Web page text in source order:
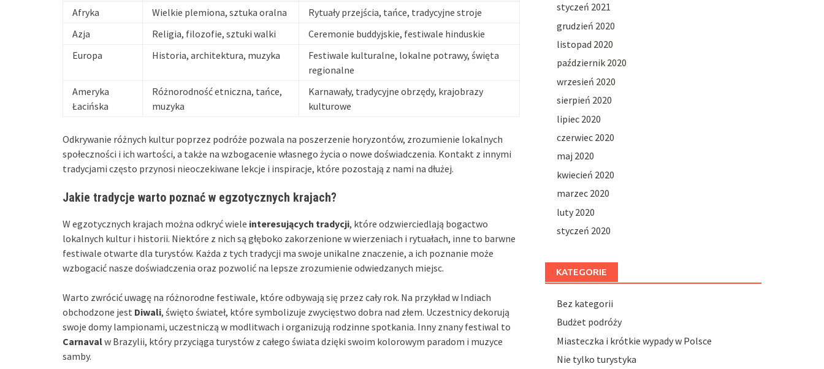
Afryka Wielkie plemiona, sztuka oralna
Rytuały przejścia, tańce, tradycyjne stroje
Azja
Religia, filozofie, sztuki walki
Ceremonie buddyjskie, festiwale hinduskie
Europa
Historia, architektura, muzyka
Festiwale kulturalne, lokalne potrawy, święta
regionalne
Ameryka
Łacińska
Różnorodność etniczna, tańce,
muzyka
Karnawały, tradycyjne obrzędy, krajobrazy
kulturowe
Odkrywanie różnych kultur poprzez podróże pozwala na poszerzenie horyzontów, zrozumienie lokalnych
społeczności i ich wartości, a także na wzbogacenie własnego życia o nowe doświadczenia. Kontakt z innymi
tradycjami często przynosi nieoczekiwane lekcje i inspiracje, które pozostają z nami na dłużej.
Jakie tradycje warto poznać w egzotycznych krajach?
W egzotycznych krajach można odkryć wiele interesujących tradycji, które odzwierciedlają bogactwo
lokalnych kultur i historii. Niektóre z nich są głęboko zakorzenione w wierzeniach i rytuałach, inne to barwne
festiwale otwarte dla turystów. Każda z tych tradycji ma swoje unikalne znaczenie, a ich poznanie może
wzbogacić nasze doświadczenia oraz pozwolić na lepsze zrozumienie odwiedzanych miejsc.
Warto zwrócić uwagę na różnorodne festiwale, które odbywają się przez cały rok. Na przykład w Indiach
obchodzone jest Diwali, święto świateł, które symbolizuje zwycięstwo dobra nad złem. Uczestnicy dekorują
swoje domy lampionami, uczestniczą w modlitwach i organizują rodzinne spotkania. Inny znany festiwal to
Carnavalw Brazylii, który przyciąga turystów z całego świata dzięki swoim kolorowym paradom i muzyce
samby.
styczeń 2021
grudzień 2020
listopad 2020
październik 2020
wrzesień 2020
sierpień 2020
lipiec 2020
czerwiec 2020
maj 2020
kwiecień 2020
marzec 2020
luty 2020
styczeń 2020
KATEGORIE
Bez kategorii
Budżet podróży
Miasteczka i krótkie wypady w Polsce
Nie tylko turystyka